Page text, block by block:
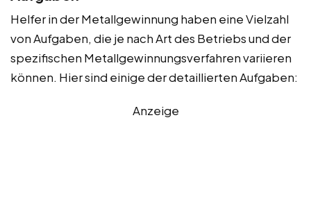
Helfer in der Metallgewinnung haben eine Vielzahl
von Aufgaben, die je nach Art des Betriebs und der
spezifischen Metallgewinnungsverfahren variieren
können. Hier sind einige der detaillierten Aufgaben:
Anzeige